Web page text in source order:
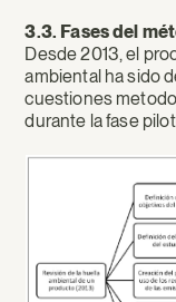
3.3. Fases del
Desde 2013, el
ambiental ha sido
cuestiones
durante la fase